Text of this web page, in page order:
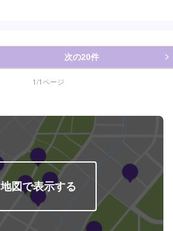
次の20件
1/1ページ
地図で表示する